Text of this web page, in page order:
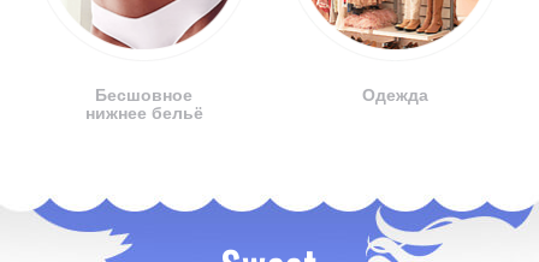
Бесшовное
нижнее бельё
Одежда